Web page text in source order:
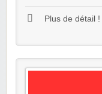
Plus de détail !